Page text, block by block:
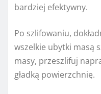
bardziej efektywny.
Po szlifowaniu,
wszelkie ubytki masą
masy, przeszlifuj
gładką powierzchnię.